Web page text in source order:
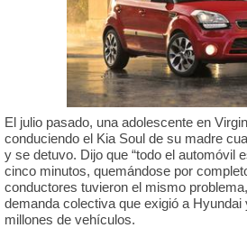
El julio pasado, una adolescente en
conduciendo el Kia Soul de su madre
y se detuvo. Dijo que “todo el automóvil
cinco minutos, quemándose por
conductores tuvieron el mismo
demanda colectiva que exigió a Hyundai
millones de vehículos.